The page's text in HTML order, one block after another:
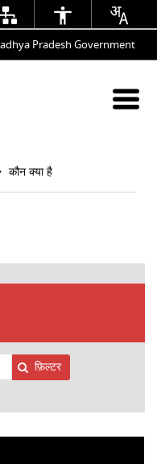
Pradesh Government
कौन क्या है
फ़िल्टर